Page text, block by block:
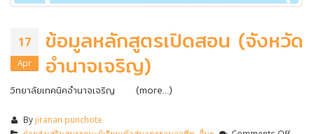
17
Apr
ข้อมูลหลักสูตรเปิดสอน (จังหวัด
อำนาจเจริญ)
วิทยาลัยเทคนิคอำนาจเจริญ (more…)
By jiranan punchote